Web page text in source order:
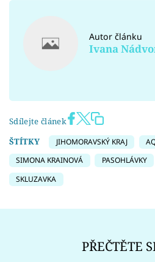
Autor článku
Ivana
Sdílejte článek
ŠTÍTKY
JIHOMORAVSKÝ KRAJ
SIMONA KRAINOVÁ
PASOHLÁVKY
SKLUZAVKA
PŘEČTĚTE